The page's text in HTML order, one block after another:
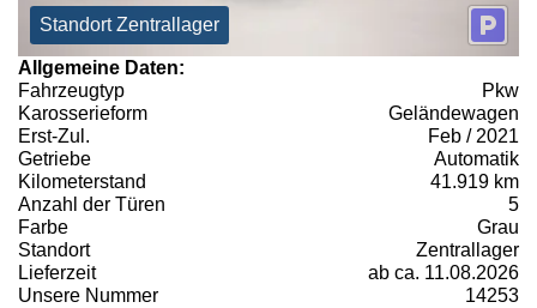
Standort Zentrallager
Allgemeine Daten:
Fahrzeugtyp
Pkw
Karosserieform
Geländewagen
Erst-Zul.
Feb / 2021
Getriebe
Automatik
Kilometerstand
41.919 km
Anzahl der Türen
5
Farbe
Grau
Standort
Zentrallager
Lieferzeit
ab ca. 11.08.2026
Unsere Nummer
14253